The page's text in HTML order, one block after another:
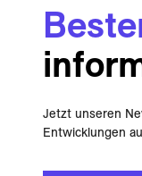
Jetzt unseren
Entwicklungen